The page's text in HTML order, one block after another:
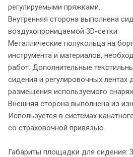
регулируемыми пряжками.
Внутренняя сторона выполнена
воздухопроницаемой 3D-сетки.
Металлические полукольца на
инструмента и материалов,
работ. Дополнительные
сидения и регулировочных лентах
размещения используемого
Внешняя сторона выполнена из
Используется в системах
со страховочной привязью.
Габариты площадки для сидения: